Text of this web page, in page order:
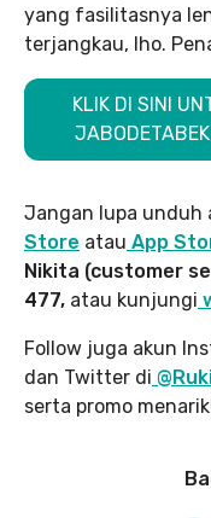
yang fasilitasnya
terjangkau, lho.
KLIK DI SINI
Jangan lupa unduh
Store atau App
Nikita (customer
477, atau kunjungi
Follow juga akun
dan Twitter di
serta promo